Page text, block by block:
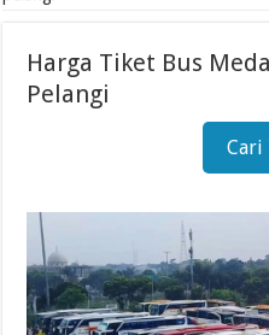
Harga Tiket Bus
Pelangi
Cari